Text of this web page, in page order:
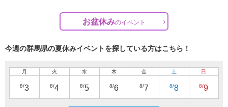
お盆休みのイベント
今週の群馬県の夏休みイベントを探している方はこちら！
月
8/3
火
8/4
水
8/5
木
8/6
金
8/7
土
8/8
日
8/9